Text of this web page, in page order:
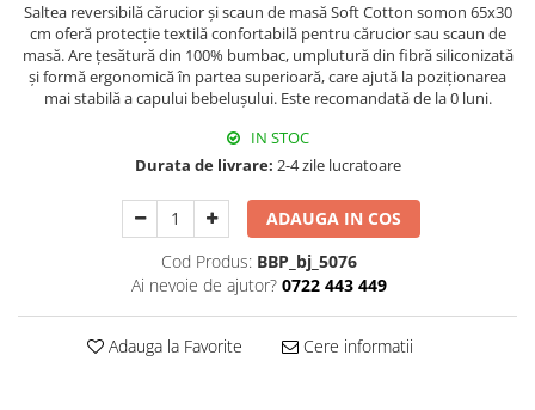
Saltea reversibilă cărucior și scaun de masă Soft Cotton somon 65x30
cm oferă protecție textilă confortabilă pentru cărucior sau scaun de
masă. Are țesătură din 100% bumbac, umplutură din fibră siliconizată
și formă ergonomică în partea superioară, care ajută la poziționarea
mai stabilă a capului bebelușului. Este recomandată de la 0 luni.
IN STOC
Durata de livrare: 2-4 zile lucratoare
ADAUGA IN COS
Cod Produs: BBP_bj_5076
Ai nevoie de ajutor? 0722 443 449
Adauga la Favorite Cere informatii